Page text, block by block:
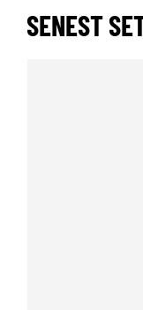
SENEST